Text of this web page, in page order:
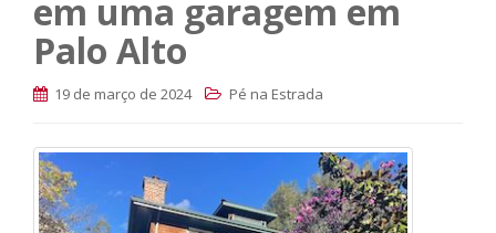
em uma garagem em
Palo Alto
19 de março de 2024 Pé na Estrada